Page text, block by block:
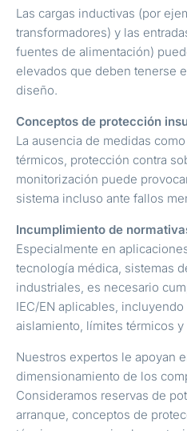
Las cargas inductivas (por
transformadores) y las
fuentes de alimentación)
elevados que deben tenerse
diseño.
Conceptos de protección
La ausencia de medidas
térmicos, protección contra
monitorización puede
sistema incluso ante fallos
Incumplimiento de
Especialmente en
tecnología médica, sistemas
industriales, es necesario
IEC/EN aplicables,
aislamiento, límites térmicos
Nuestros expertos le apoyan
dimensionamiento de los
Consideramos reservas de
arranque, conceptos de